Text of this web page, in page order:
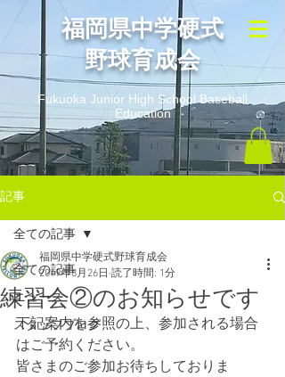
​福岡県中学硬式
野球育成会
Fukuoka Junior High School Baseball
Education
記事
全ての記事
ニュース
スタッフブログ
全ての記事
練習会②のお知らせです
福岡県中学硬式野球育成会
2019年8月26日 読了時間: 1分
下記案内を参照の上、参加される場合
はご予約ください。
皆さまのご参加お待ちしておりま